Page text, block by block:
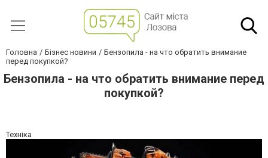
Головна Бізнес новини
Бензопила - на что обратить внимание
перед покупкой?
Бензопила - на что обратить внимание перед
покупкой?
Техніка